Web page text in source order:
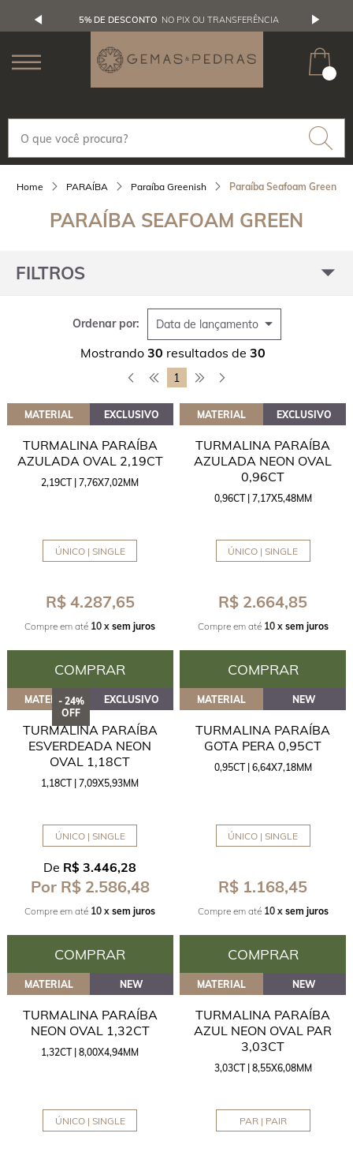
5% DE DESCONTO NO PIX OU TRANSFERÊNCIA
PARAÍBA Paraíba Greenish Paraíba Seafoam Green
PARAÍBA SEAFOAM GREEN
FILTROS
1
Mostrando 30 resultados de 30
Ordenar por: Data de lançamento
MATERIAL EXCLUSIVO
TURMALINA PARAÍBA
AZULADA OVAL 2,19CT
2,19CT | 7,76X7,02MM
ÚNICO | SINGLE
R$ 4.287,65
Compre em até 10 x sem juros
COMPRAR
MATERIAL EXCLUSIVO
TURMALINA PARAÍBA
AZULADA NEON OVAL
0,96CT
0,96CT | 7,17X5,48MM
ÚNICO | SINGLE
R$ 2.664,85
Compre em até 10 x sem juros
COMPRAR
- 24%
OFF
MATERIAL EXCLUSIVO
TURMALINA PARAÍBA
ESVERDEADA NEON
OVAL 1,18CT
1,18CT | 7,09X5,93MM
ÚNICO | SINGLE
De R$ 3.446,28
Por R$ 2.586,48
Compre em até 10 x sem juros
COMPRAR
MATERIAL NEW
TURMALINA PARAÍBA
GOTA PERA 0,95CT
0,95CT | 6,64X7,18MM
ÚNICO | SINGLE
R$ 1.168,45
Compre em até 10 x sem juros
COMPRAR
MATERIAL NEW
TURMALINA PARAÍBA
NEON OVAL 1,32CT
1,32CT | 8,00X4,94MM
ÚNICO | SINGLE
MATERIAL NEW
TURMALINA PARAÍBA
AZUL NEON OVAL PAR
3,03CT
3,03CT | 8,55X6,08MM
PAR | PAIR